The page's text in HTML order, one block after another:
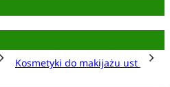
Kosmetyki do makijażu ust